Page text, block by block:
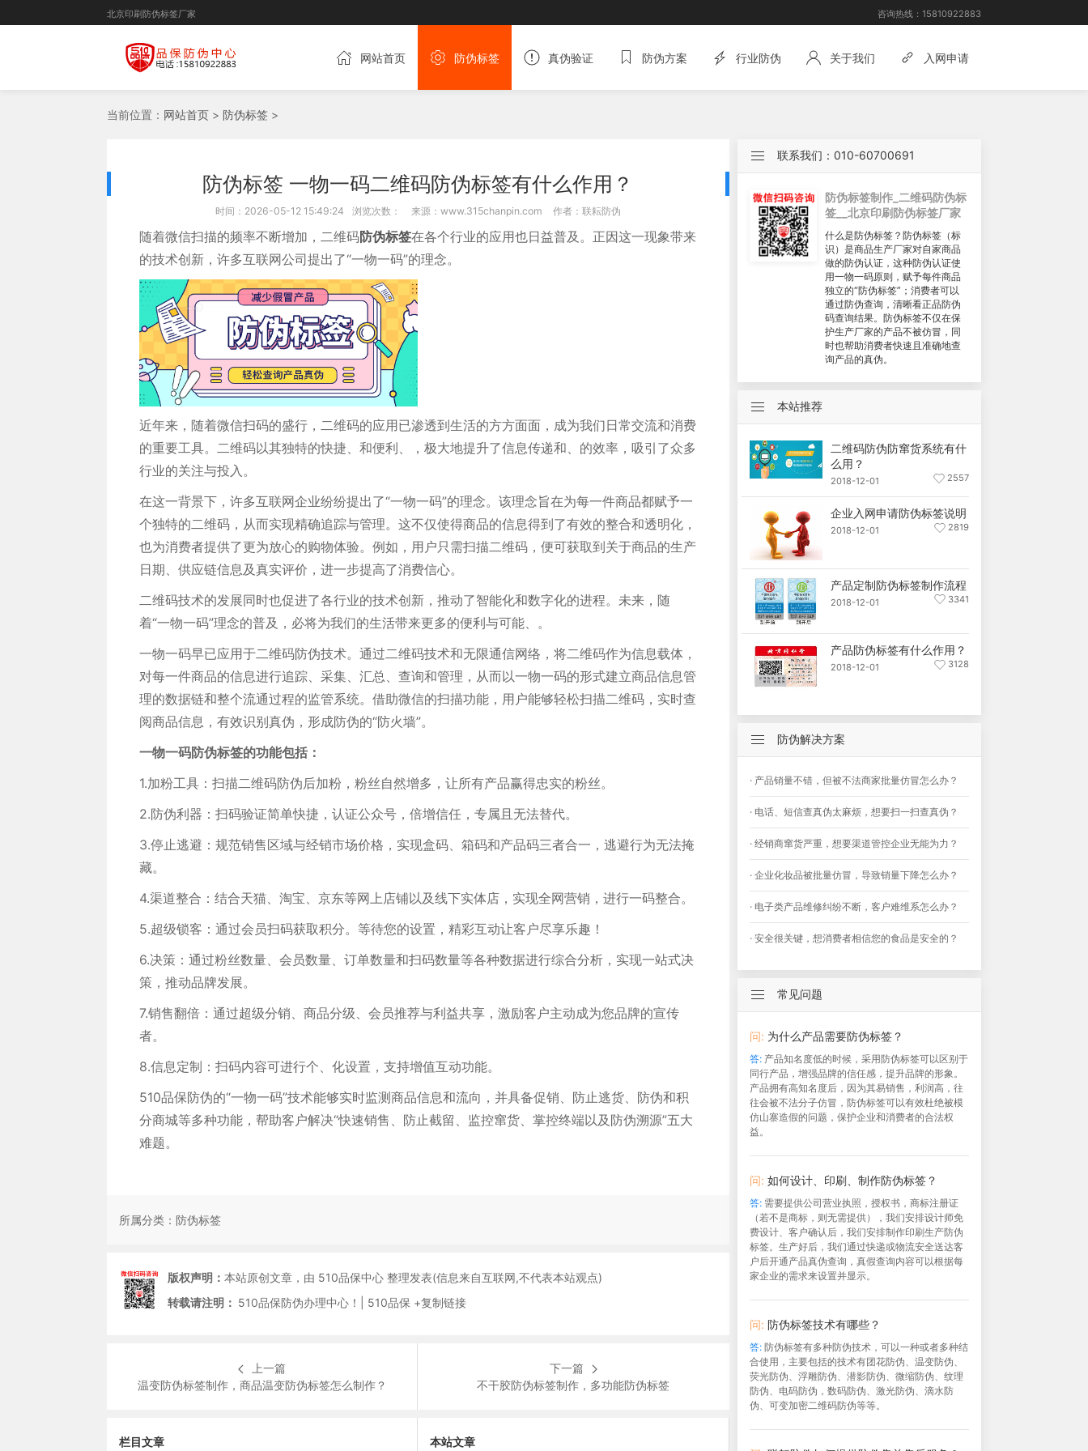
北京印刷防伪标签厂家 咨询热线： 15810922883
网站首页 防伪标签 真伪验证 防伪方案 行业防伪 关于我们 入网申请
当前位置： 网站首页 > 防伪标签 >
防伪标签 一物一码二维码防伪标签有什么作用？
时间：2026-05-12 15:49:24 浏览次数： 来源：www.315chanpin.com 作者：联耘防伪
随着微信扫描的频率不断增加，二维码防伪标签在各个行业的应用也日益普及。正因这一现象带来
的技术创新，许多互联网公司提出了“一物一码”的理念。
近年来，随着微信扫码的盛行，二维码的应用已渗透到生活的方方面面，成为我们日常交流和消费
的重要工具。二维码以其独特的快捷、和便利、，极大地提升了信息传递和、的效率，吸引了众多
行业的关注与投入。
在这一背景下，许多互联网企业纷纷提出了“一物一码”的理念。该理念旨在为每一件商品都赋予一
个独特的二维码，从而实现精确追踪与管理。这不仅使得商品的信息得到了有效的整合和透明化，
也为消费者提供了更为放心的购物体验。例如，用户只需扫描二维码，便可获取到关于商品的生产
日期、供应链信息及真实评价，进一步提高了消费信心。
二维码技术的发展同时也促进了各行业的技术创新，推动了智能化和数字化的进程。未来，随
着“一物一码”理念的普及，必将为我们的生活带来更多的便利与可能、。
一物一码早已应用于二维码防伪技术。通过二维码技术和无限通信网络，将二维码作为信息载体，
对每一件商品的信息进行追踪、采集、汇总、查询和管理，从而以一物一码的形式建立商品信息管
理的数据链和整个流通过程的监管系统。借助微信的扫描功能，用户能够轻松扫描二维码，实时查
阅商品信息，有效识别真伪，形成防伪的“防火墙”。
一物一码防伪标签的功能包括：
1.加粉工具：扫描二维码防伪后加粉，粉丝自然增多，让所有产品赢得忠实的粉丝。
2.防伪利器：扫码验证简单快捷，认证公众号，倍增信任，专属且无法替代。
3.停止逃避：规范销售区域与经销市场价格，实现盒码、箱码和产品码三者合一，逃避行为无法掩
藏。
4.渠道整合：结合天猫、淘宝、京东等网上店铺以及线下实体店，实现全网营销，进行一码整合。
5.超级锁客：通过会员扫码获取积分。等待您的设置，精彩互动让客户尽享乐趣！
6.决策：通过粉丝数量、会员数量、订单数量和扫码数量等各种数据进行综合分析，实现一站式决
策，推动品牌发展。
7.销售翻倍：通过超级分销、商品分级、会员推荐与利益共享，激励客户主动成为您品牌的宣传
者。
8.信息定制：扫码内容可进行个、化设置，支持增值互动功能。
510品保防伪的“一物一码”技术能够实时监测商品信息和流向，并具备促销、防止逃货、防伪和积
分商城等多种功能，帮助客户解决“快速销售、防止截留、监控窜货、掌控终端以及防伪溯源”五大
难题。
所属分类： 防伪标签
版权声明： 本站原创文章，由 510品保中心 整理发表(信息来自互联网,不代表本站观点)
转载请注明： 510品保防伪办理中心！| 510品保 +复制链接
上一篇
温变防伪标签制作，商品温变防伪标签怎么制作？
下一篇
不干胶防伪标签制作，多功能防伪标签
栏目文章 本站文章
联系我们：010-60700691
防伪标签制作_二维码防伪标
签__北京印刷防伪标签厂家
什么是防伪标签？防伪标签（标
识）是商品生产厂家对自家商品
做的防伪认证，这种防伪认证使
用一物一码原则，赋予每件商品
独立的“防伪标签”；消费者可以
通过防伪查询，清晰看正品防伪
码查询结果。防伪标签不仅在保
护生产厂家的产品不被仿冒，同
时也帮助消费者快速且准确地查
询产品的真伪。
本站推荐
二维码防伪防窜货系统有什
么用？
2018-12-01 2557
企业入网申请防伪标签说明
2018-12-01 2819
产品定制防伪标签制作流程
2018-12-01 3341
产品防伪标签有什么作用？
2018-12-01 3128
防伪解决方案
· 产品销量不错，但被不法商家批量仿冒怎么办？
· 电话、短信查真伪太麻烦，想要扫一扫查真伪？
· 经销商窜货严重，想要渠道管控企业无能为力？
· 企业化妆品被批量仿冒，导致销量下降怎么办？
· 电子类产品维修纠纷不断，客户难维系怎么办？
· 安全很关键，想消费者相信您的食品是安全的？
常见问题
问: 为什么产品需要防伪标签？
答:产品知名度低的时候，采用防伪标签可以区别于
同行产品，增强品牌的信任感，提升品牌的形象。
产品拥有高知名度后，因为其易销售，利润高，往
往会被不法分子仿冒，防伪标签可以有效杜绝被模
仿山寨造假的问题，保护企业和消费者的合法权
益。
问: 如何设计、印刷、制作防伪标签？
答:需要提供公司营业执照，授权书，商标注册证
（若不是商标，则无需提供），我们安排设计师免
费设计、客户确认后，我们安排制作印刷生产防伪
标签。生产好后，我们通过快递或物流安全送达客
户后开通产品真伪查询，真假查询内容可以根据每
家企业的需求来设置并显示。
问: 防伪标签技术有哪些？
答:防伪标签有多种防伪技术，可以一种或者多种结
合使用，主要包括的技术有团花防伪、温变防伪、
荧光防伪、浮雕防伪、潜影防伪、微缩防伪、纹理
防伪、电码防伪，数码防伪、激光防伪、滴水防
伪、可变加密二维码防伪等等。